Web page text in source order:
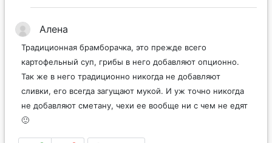
Алена
Традиционная брамборачка, это прежде всего
картофельный суп, грибы в него добавляют опционно.
Так же в него традиционно никогда не добавляют
сливки, его всегда загущают мукой. И уж точно никогда
не добавляют сметану, чехи ее вообще ни с чем не едят
🙂